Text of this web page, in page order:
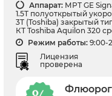
Аппарат: МРТ GE
1.5T полуоткрытый
3T (Toshiba) закрытый
КТ Toshiba Aquilon 320
Режим работы: 9:00-
Лицензия
проверена